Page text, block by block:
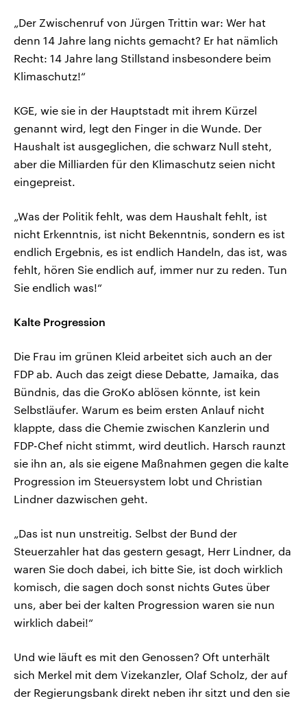
„Der Zwischenruf von Jürgen Trittin war: Wer hat
denn 14 Jahre lang nichts gemacht? Er hat nämlich
Recht: 14 Jahre lang Stillstand insbesondere beim
Klimaschutz!“
KGE, wie sie in der Hauptstadt mit ihrem Kürzel
genannt wird, legt den Finger in die Wunde. Der
Haushalt ist ausgeglichen, die schwarz Null steht,
aber die Milliarden für den Klimaschutz seien nicht
eingepreist.
„Was der Politik fehlt, was dem Haushalt fehlt, ist
nicht Erkenntnis, ist nicht Bekenntnis, sondern es ist
endlich Ergebnis, es ist endlich Handeln, das ist, was
fehlt, hören Sie endlich auf, immer nur zu reden. Tun
Sie endlich was!“
Kalte Progression
Die Frau im grünen Kleid arbeitet sich auch an der
FDP ab. Auch das zeigt diese Debatte, Jamaika, das
Bündnis, das die GroKo ablösen könnte, ist kein
Selbstläufer. Warum es beim ersten Anlauf nicht
klappte, dass die Chemie zwischen Kanzlerin und
FDP-Chef nicht stimmt, wird deutlich. Harsch raunzt
sie ihn an, als sie eigene Maßnahmen gegen die kalte
Progression im Steuersystem lobt und Christian
Lindner dazwischen geht.
„Das ist nun unstreitig. Selbst der Bund der
Steuerzahler hat das gestern gesagt, Herr Lindner, da
waren Sie doch dabei, ich bitte Sie, ist doch wirklich
komisch, die sagen doch sonst nichts Gutes über
uns, aber bei der kalten Progression waren sie nun
wirklich dabei!“
Und wie läuft es mit den Genossen? Oft unterhält
sich Merkel mit dem Vizekanzler, Olaf Scholz, der auf
der Regierungsbank direkt neben ihr sitzt und den sie